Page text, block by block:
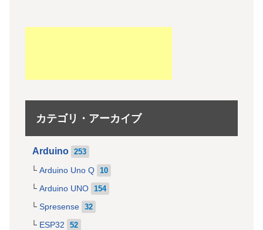
カテゴリ・アーカイブ
Arduino 253
Arduino Uno Q 10
Arduino UNO 154
Spresense 32
ESP32 52